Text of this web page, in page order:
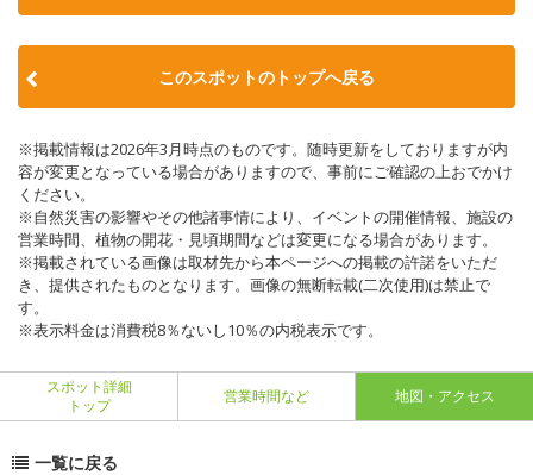
このスポットのトップへ戻る
※掲載情報は2026年3月時点のものです。随時更新をしておりますが内
容が変更となっている場合がありますので、事前にご確認の上おでかけ
ください。
※自然災害の影響やその他諸事情により、イベントの開催情報、施設の
営業時間、植物の開花・見頃期間などは変更になる場合があります。
※掲載されている画像は取材先から本ページへの掲載の許諾をいただ
き、提供されたものとなります。画像の無断転載(二次使用)は禁止で
す。
※表示料金は消費税8％ないし10％の内税表示です。
スポット詳細
トップ
営業時間など 地図・アクセス
一覧に戻る